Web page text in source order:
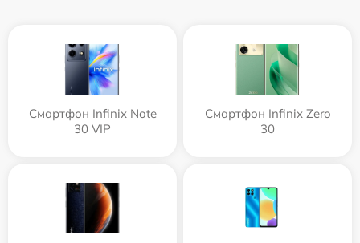
Смартфон Infinix Note
30 VIP
Смартфон Infinix Zero
30